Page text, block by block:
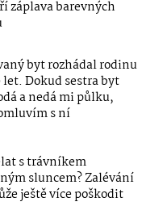
záplava barevných
byt rozhádal rodinu
let. Dokud sestra byt
a nedá mi půlku,
s ní
s trávníkem
sluncem? Zalévání
ještě více poškodit